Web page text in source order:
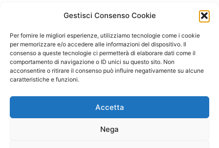
Gestisci Consenso Cookie
Per fornire le migliori esperienze, utilizziamo tecnologie come i cookie
per memorizzare e/o accedere alle informazioni del dispositivo. Il
consenso a queste tecnologie ci permetterà di elaborare dati come il
comportamento di navigazione o ID unici su questo sito. Non
acconsentire o ritirare il consenso può influire negativamente su alcune
caratteristiche e funzioni.
Accetta
Nega
Segui il Gatto Blu sui social
a
c
e
b
n
s
t